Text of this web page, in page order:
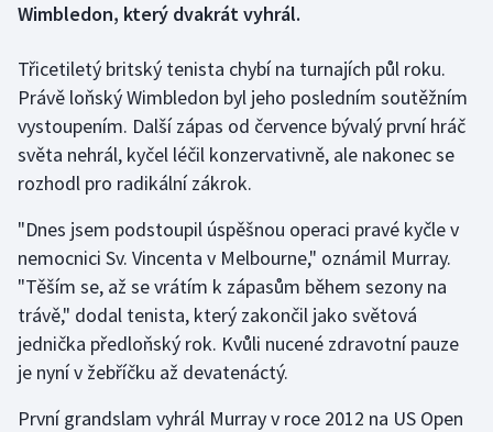
Florbal
Futsal
Golf
Gymnastika
Házená
Jezdectví
Judo
Wimbledon, který dvakrát vyhrál.
Třicetiletý britský tenista chybí na turnajích půl roku.
Právě loňský Wimbledon byl jeho posledním soutěžním
vystoupením. Další zápas od července bývalý první hráč
světa nehrál, kyčel léčil konzervativně, ale nakonec se
rozhodl pro radikální zákrok.
"Dnes jsem podstoupil úspěšnou operaci pravé kyčle v
nemocnici Sv. Vincenta v Melbourne," oznámil Murray.
"Těším se, až se vrátím k zápasům během sezony na
trávě," dodal tenista, který zakončil jako světová
jednička předloňský rok. Kvůli nucené zdravotní pauze
je nyní v žebříčku až devatenáctý.
První grandslam vyhrál Murray v roce 2012 na US Open